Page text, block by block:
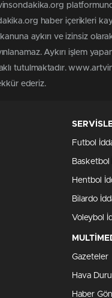
haber içerikleri
kanuna aykırı ve izinsiz
Aykırı işlem
tutulmaktadır.
ederiz.
Futbol
Basketbol
Hentbol
Bilardo
Voleybol
Gazeteler
Hava
Haber